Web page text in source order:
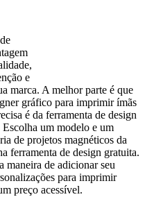
e
marca. A melhor parte é que
gráfico para imprimir ímãs
é da ferramenta de design
um modelo e um
de projetos magnéticos da
ferramenta de design gratuita.
maneira de adicionar seu
para imprimir
preço acessível.